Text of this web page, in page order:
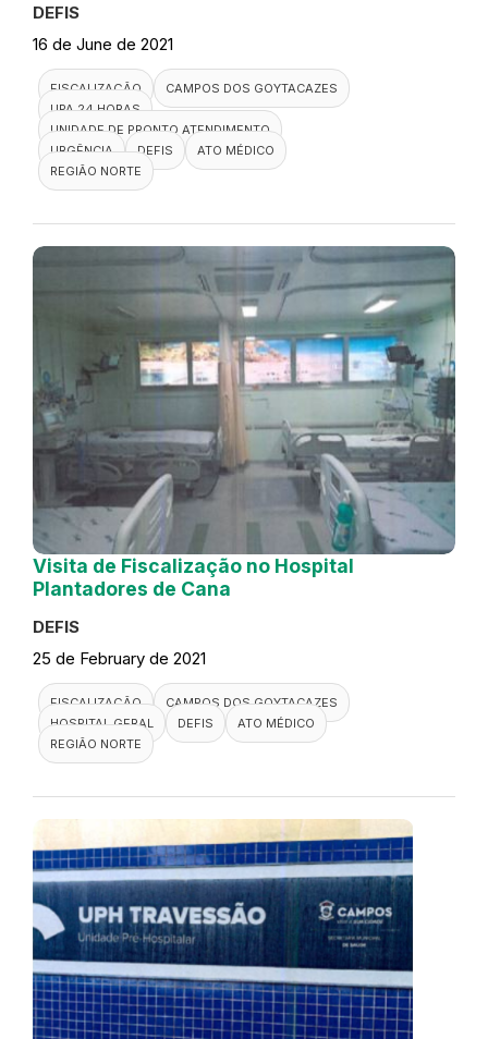
DEFIS
16 de June de 2021
FISCALIZAÇÃO
CAMPOS DOS GOYTACAZES
UPA 24 HORAS
UNIDADE DE PRONTO ATENDIMENTO
URGÊNCIA
DEFIS
ATO MÉDICO
REGIÃO NORTE
Visita de Fiscalização no Hospital
Plantadores de Cana
DEFIS
25 de February de 2021
FISCALIZAÇÃO
CAMPOS DOS GOYTACAZES
HOSPITAL GERAL
DEFIS
ATO MÉDICO
REGIÃO NORTE